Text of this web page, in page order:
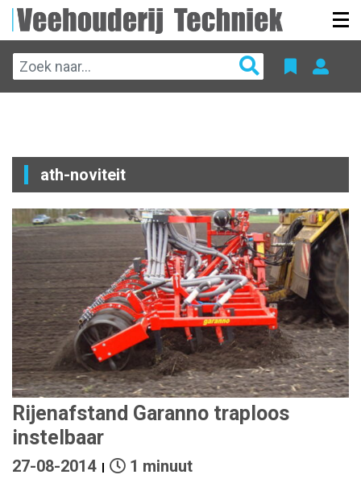
ath-noviteit
Rijenafstand Garanno traploos
instelbaar
27-08-2014 1 minuut